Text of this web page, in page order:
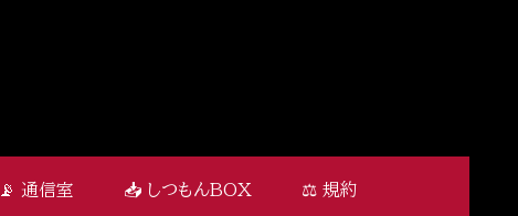
📡 通信室 📥 しつもんBOX ⚖️ 規約